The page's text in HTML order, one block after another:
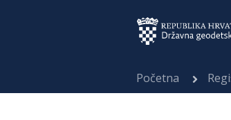
Početna